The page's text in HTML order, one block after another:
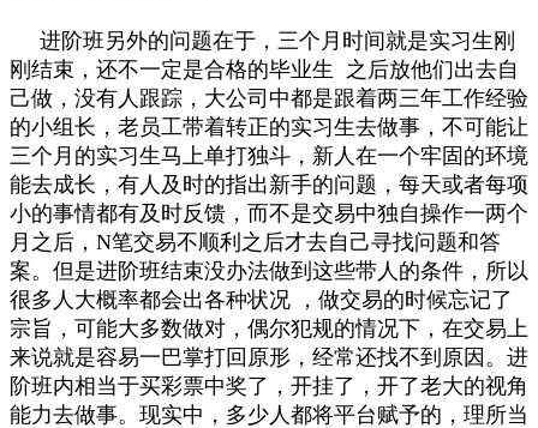
进阶班另外的问题在于，三个月时间就是实习生刚
刚结束，还不一定是合格的毕业生 之后放他们出去自
己做，没有人跟踪，大公司中都是跟着两三年工作经验
的小组长，老员工带着转正的实习生去做事，不可能让
三个月的实习生马上单打独斗，新人在一个牢固的环境
能去成长，有人及时的指出新手的问题，每天或者每项
小的事情都有及时反馈，而不是交易中独自操作一两个
月之后，N笔交易不顺利之后才去自己寻找问题和答
案。但是进阶班结束没办法做到这些带人的条件，所以
很多人大概率都会出各种状况 ，做交易的时候忘记了
宗旨，可能大多数做对，偶尔犯规的情况下，在交易上
来说就是容易一巴掌打回原形，经常还找不到原因。进
阶班内相当于买彩票中奖了，开挂了，开了老大的视角
能力去做事。现实中，多少人都将平台赋予的，理所当